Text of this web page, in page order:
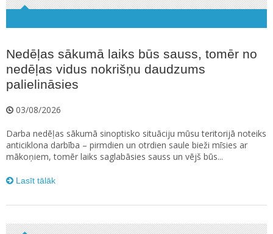
Nedēļas sākumā laiks būs sauss, tomēr no
nedēļas vidus nokrišņu daudzums
palielināsies
03/08/2026
Darba nedēļas sākumā sinoptisko situāciju mūsu teritorijā noteiks
anticiklona darbība – pirmdien un otrdien saule bieži mīsies ar
mākoņiem, tomēr laiks saglabāsies sauss un vējš būs...
Lasīt tālāk